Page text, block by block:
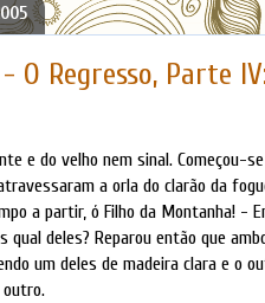
O Regresso, Parte
e do velho nem sinal. Começou-
a orla do clarão da
a partir, ó Filho da Montanha! -
deles? Reparou então que
um deles de madeira clara e o